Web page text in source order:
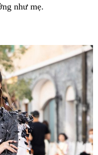
như mẹ.